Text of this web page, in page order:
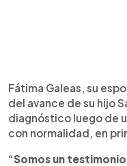
Fátima Galeas, su
del avance de su hijo
diagnóstico luego de
con normalidad, en
“Somos un